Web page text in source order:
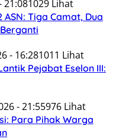
21:081029 Lihat
Tiga Camat, Dua
- 16:281011 Lihat
Pejabat Eselon III:
- 21:55976 Lihat
Para Pihak Warga